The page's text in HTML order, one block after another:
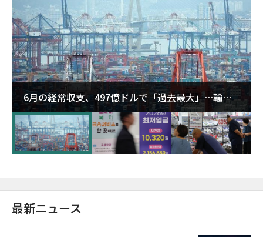
6月の経常収支、497億ドルで「過去最大」…輸出
が初の1000億ドル突破
最新ニュース